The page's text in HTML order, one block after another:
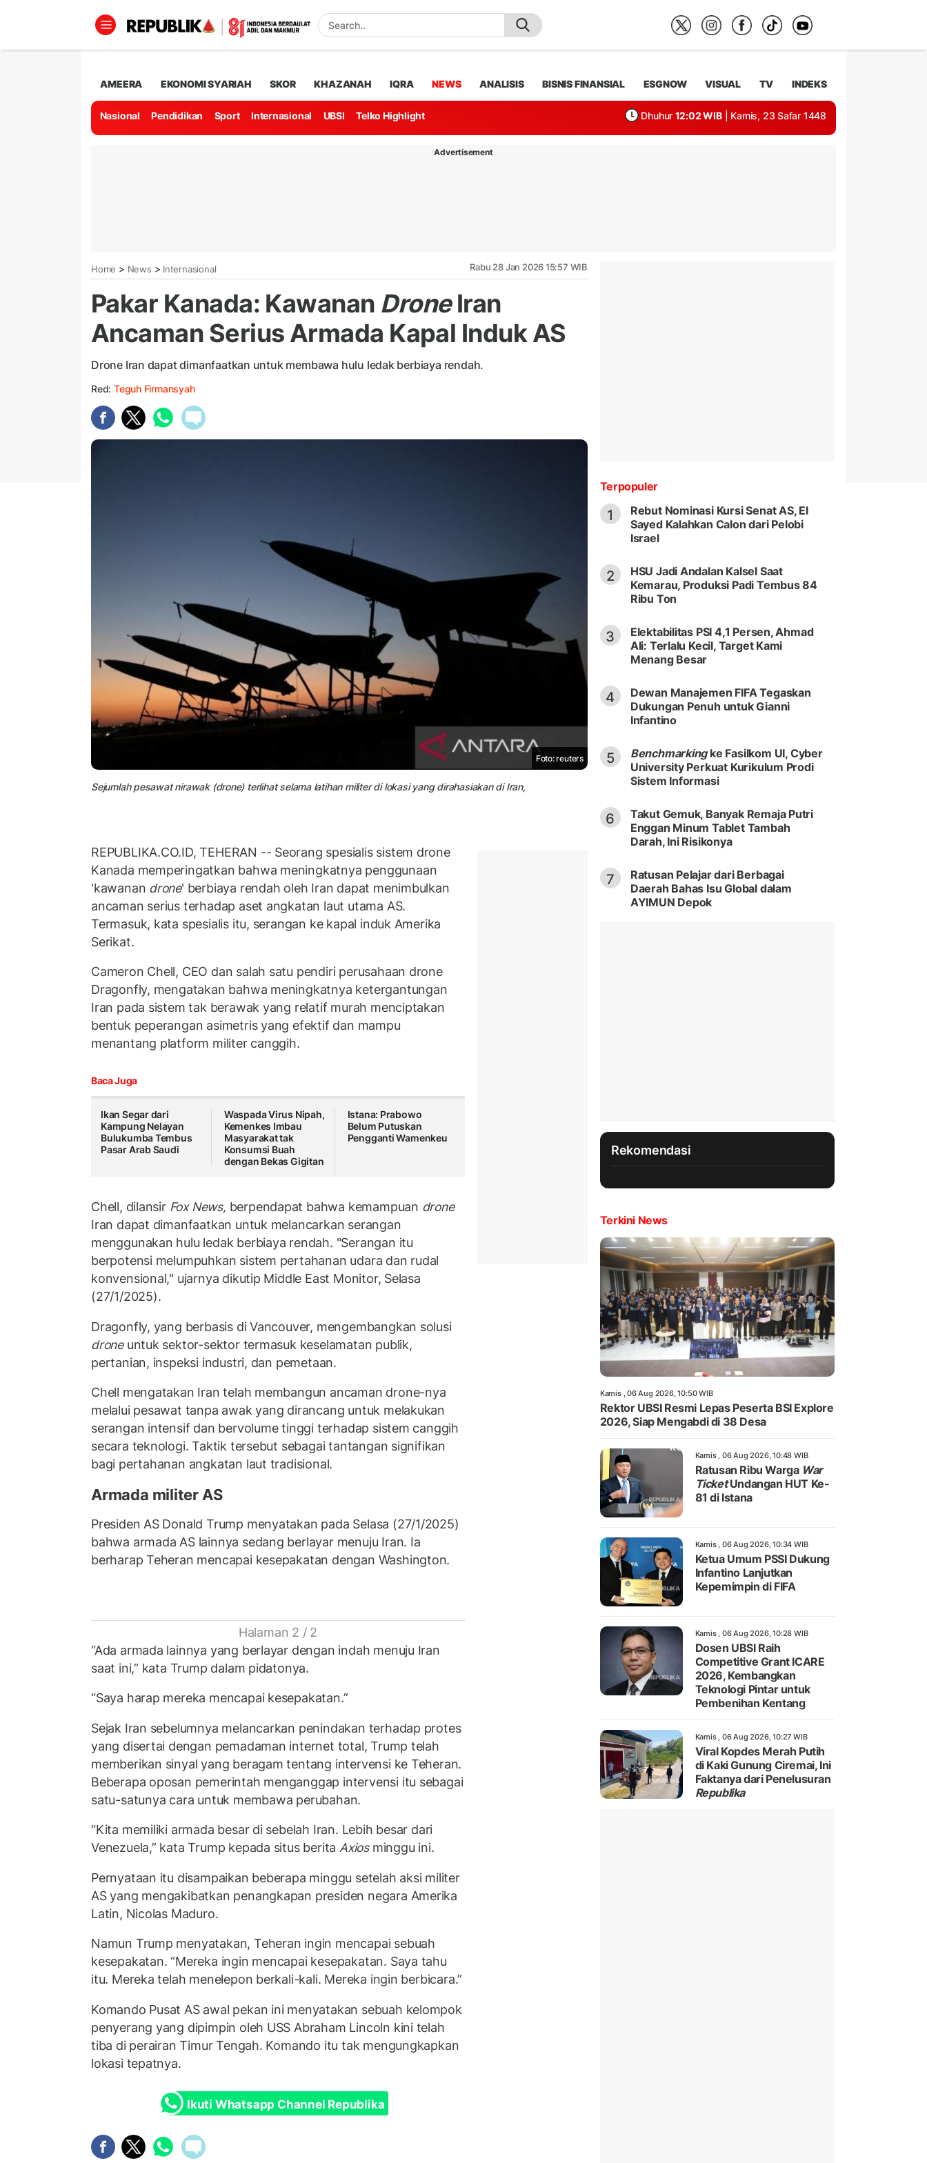
AMEERA EKONOMI SYARIAH SKOR KHAZANAH IQRA NEWS ANALISIS BISNIS FINANSIAL ESGNOW VISUAL TV INDEKS
Nasional Pendidikan Sport Internasional UBSI Telko Highlight Dhuhur 12:02 WIB | Kamis, 23 Safar 1448
Advertisement
Home > News > Internasional Rabu 28 Jan 2026 15:57 WIB
Pakar Kanada: Kawanan DroneIran
Ancaman Serius Armada Kapal Induk AS
Drone Iran dapat dimanfaatkan untuk membawa hulu ledak berbiaya rendah.
Red: Teguh Firmansyah
Foto: reuters
Sejumlah pesawat nirawak (drone) terlihat selama latihan militer di lokasi yang dirahasiakan di Iran,
REPUBLIKA.CO.ID, TEHERAN -- Seorang spesialis sistem drone
Kanada memperingatkan bahwa meningkatnya penggunaan
'kawanan drone' berbiaya rendah oleh Iran dapat menimbulkan
ancaman serius terhadap aset angkatan laut utama AS.
Termasuk, kata spesialis itu, serangan ke kapal induk Amerika
Serikat.
Cameron Chell, CEO dan salah satu pendiri perusahaan drone
Dragonfly, mengatakan bahwa meningkatnya ketergantungan
Iran pada sistem tak berawak yang relatif murah menciptakan
bentuk peperangan asimetris yang efektif dan mampu
menantang platform militer canggih.
Baca Juga
Ikan Segar dari
Kampung Nelayan
Bulukumba Tembus
Pasar Arab Saudi
Waspada Virus Nipah,
Kemenkes Imbau
Masyarakat tak
Konsumsi Buah
dengan Bekas Gigitan
Istana: Prabowo
Belum Putuskan
Pengganti Wamenkeu
Chell, dilansir Fox News, berpendapat bahwa kemampuan drone
Iran dapat dimanfaatkan untuk melancarkan serangan
menggunakan hulu ledak berbiaya rendah. "Serangan itu
berpotensi melumpuhkan sistem pertahanan udara dan rudal
konvensional," ujarnya dikutip Middle East Monitor, Selasa
(27/1/2025).
Dragonfly, yang berbasis di Vancouver, mengembangkan solusi
droneuntuk sektor-sektor termasuk keselamatan publik,
pertanian, inspeksi industri, dan pemetaan.
Chell mengatakan Iran telah membangun ancaman drone-nya
melalui pesawat tanpa awak yang dirancang untuk melakukan
serangan intensif dan bervolume tinggi terhadap sistem canggih
secara teknologi. Taktik tersebut sebagai tantangan signifikan
bagi pertahanan angkatan laut tradisional.
Armada militer AS
Presiden AS Donald Trump menyatakan pada Selasa (27/1/2025)
bahwa armada AS lainnya sedang berlayar menuju Iran. Ia
berharap Teheran mencapai kesepakatan dengan Washington.
Halaman 2 / 2
“Ada armada lainnya yang berlayar dengan indah menuju Iran
saat ini,” kata Trump dalam pidatonya.
“Saya harap mereka mencapai kesepakatan.”
Sejak Iran sebelumnya melancarkan penindakan terhadap protes
yang disertai dengan pemadaman internet total, Trump telah
memberikan sinyal yang beragam tentang intervensi ke Teheran.
Beberapa oposan pemerintah menganggap intervensi itu sebagai
satu-satunya cara untuk membawa perubahan.
“Kita memiliki armada besar di sebelah Iran. Lebih besar dari
Venezuela,” kata Trump kepada situs berita Axiosminggu ini.
Pernyataan itu disampaikan beberapa minggu setelah aksi militer
AS yang mengakibatkan penangkapan presiden negara Amerika
Latin, Nicolas Maduro.
Namun Trump menyatakan, Teheran ingin mencapai sebuah
kesepakatan. “Mereka ingin mencapai kesepakatan. Saya tahu
itu. Mereka telah menelepon berkali-kali. Mereka ingin berbicara.”
Komando Pusat AS awal pekan ini menyatakan sebuah kelompok
penyerang yang dipimpin oleh USS Abraham Lincoln kini telah
tiba di perairan Timur Tengah. Komando itu tak mengungkapkan
lokasi tepatnya.
Ikuti Whatsapp Channel Republika
Terpopuler
1
Rebut Nominasi Kursi Senat AS, El
Sayed Kalahkan Calon dari Pelobi
Israel
2
HSU Jadi Andalan Kalsel Saat
Kemarau, Produksi Padi Tembus 84
Ribu Ton
3
Elektabilitas PSI 4,1 Persen, Ahmad
Ali: Terlalu Kecil, Target Kami
Menang Besar
4
Dewan Manajemen FIFA Tegaskan
Dukungan Penuh untuk Gianni
Infantino
5 Benchmarkingke Fasilkom UI, Cyber
University Perkuat Kurikulum Prodi
Sistem Informasi
6
Takut Gemuk, Banyak Remaja Putri
Enggan Minum Tablet Tambah
Darah, Ini Risikonya
7
Ratusan Pelajar dari Berbagai
Daerah Bahas Isu Global dalam
AYIMUN Depok
Rekomendasi
Terkini News
Kamis , 06 Aug 2026, 10:50 WIB
Rektor UBSI Resmi Lepas Peserta BSI Explore
2026, Siap Mengabdi di 38 Desa
Kamis , 06 Aug 2026, 10:48 WIB
Ratusan Ribu Warga War
TicketUndangan HUT Ke-
81 di Istana
Kamis , 06 Aug 2026, 10:34 WIB
Ketua Umum PSSI Dukung
Infantino Lanjutkan
Kepemimpin di FIFA
Kamis , 06 Aug 2026, 10:28 WIB
Dosen UBSI Raih
Competitive Grant ICARE
2026, Kembangkan
Teknologi Pintar untuk
Pembenihan Kentang
Kamis , 06 Aug 2026, 10:27 WIB
Viral Kopdes Merah Putih
di Kaki Gunung Ciremai, Ini
Faktanya dari Penelusuran
Republika